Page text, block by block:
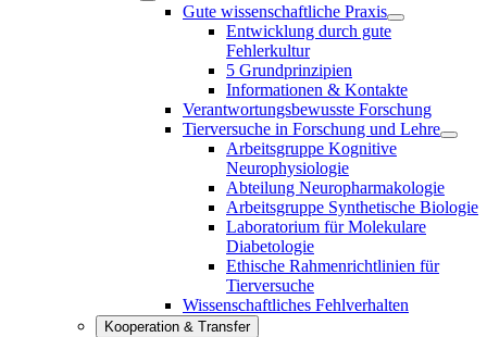
Gute wissenschaftliche Praxis
Entwicklung durch gute
Fehlerkultur
5 Grundprinzipien
Informationen & Kontakte
Verantwortungsbewusste Forschung
Tierversuche in Forschung und Lehre
Arbeitsgruppe Kognitive
Neurophysiologie
Abteilung Neuropharmakologie
Arbeitsgruppe Synthetische Biologie
Laboratorium für Molekulare
Diabetologie
Ethische Rahmenrichtlinien für
Tierversuche
Wissenschaftliches Fehlverhalten
Kooperation & Transfer